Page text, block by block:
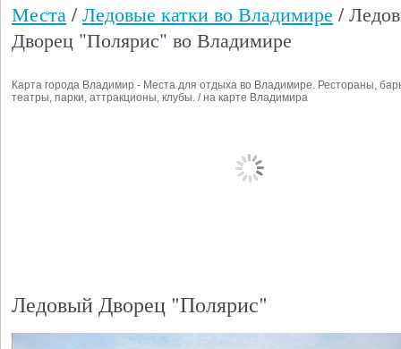
Места /Ледовые катки во Владимире /
Дворец "Полярис" во Владимире
Карта города Владимир - Места для отдыха во Владимире. Рестораны,
театры, парки, аттракционы, клубы. / на карте Владимира
Ледовый Дворец "Полярис"